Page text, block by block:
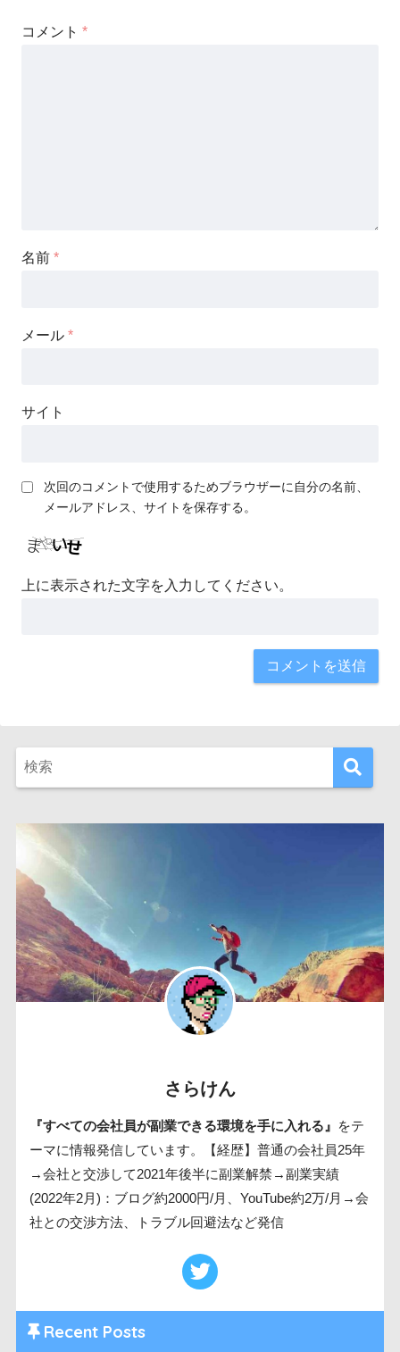
コメント *
名前 *
メール *
サイト
次回のコメントで使用するためブラウザーに自分の名前、
メールアドレス、サイトを保存する。
上に表示された文字を入力してください。
さらけん
『すべての会社員が副業できる環境を手に入れる』
をテ
ーマに情報発信しています。【経歴】普通の会社員25年
→会社と交渉して2021年後半に副業解禁→副業実績
(2022年2月)：ブログ約2000円/月、YouTube約2万/月→会
社との交渉方法、トラブル回避法など発信
Recent Posts